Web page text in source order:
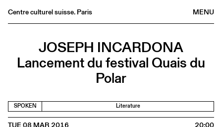
MENU
Centre culturel suisse. Paris
Bookshop
Buvette
Publications
JOSEPH INCARDONA
Lancement du festival Quais du
Polar
SPOKEN Literature
TUE 08 MAR 2016 20:00